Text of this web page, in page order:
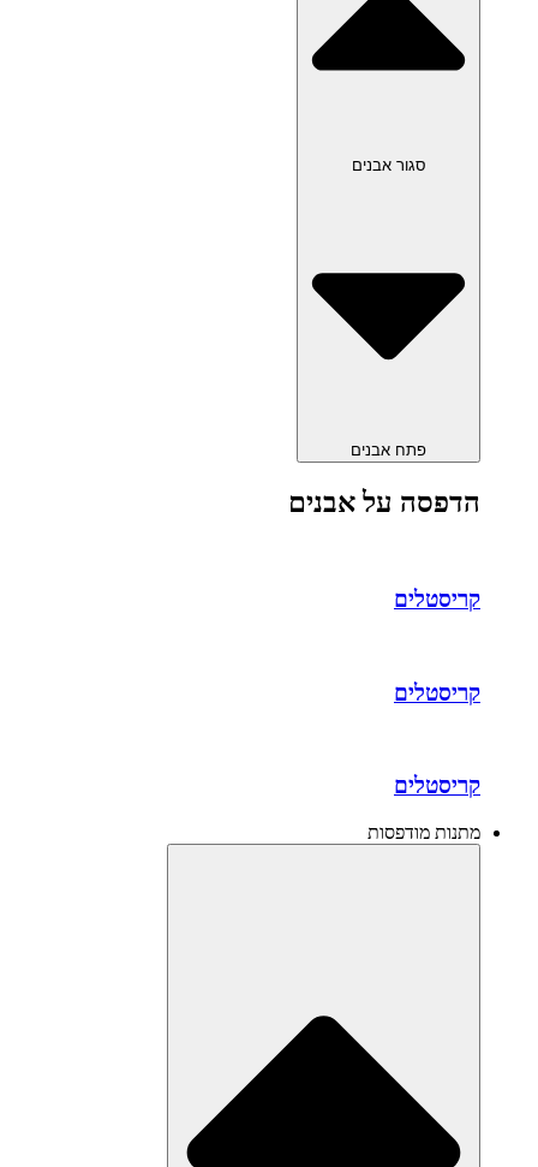
סגור אבנים
פתח אבנים
הדפסה על אבנים
קריסטלים
קריסטלים
קריסטלים
מתנות מודפסות